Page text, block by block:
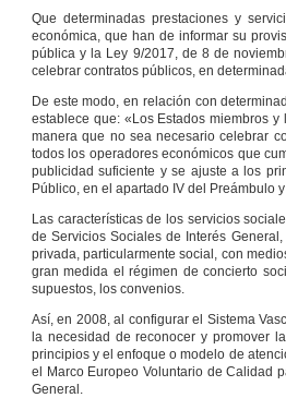
Que determinadas prestaciones y
económica, que han de informar su
pública y la Ley 9/2017, de 8 de
celebrar contratos públicos, en
De este modo, en relación con
establece que: «Los Estados miembros
manera que no sea necesario celebrar
todos los operadores económicos que
publicidad suficiente y se ajuste a los
Público, en el apartado IV del Preámbulo y
Las características de los servicios
de Servicios Sociales de Interés
privada, particularmente social, con
gran medida el régimen de concierto
supuestos, los convenios.
Así, en 2008, al configurar el Sistema
la necesidad de reconocer y promover
principios y el enfoque o modelo de
el Marco Europeo Voluntario de Calidad
General.